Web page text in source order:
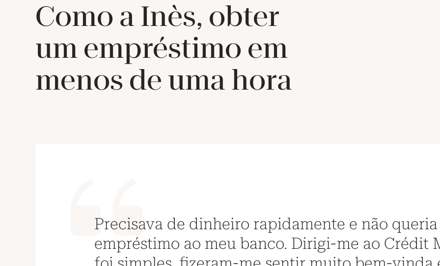
Como a Inès, obter
um empréstimo em
menos de uma hora
Precisava de dinheiro rapidamente e não
empréstimo ao meu banco. Dirigi-me ao Crédit